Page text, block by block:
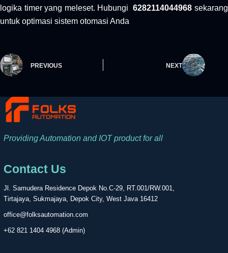
logika timer yang meleset. Hubungi 6282114044968 sekarang
untuk optimasi sistem otomasi Anda
PREVIOUS NEXT
Providing Automation and IOT product for all
Contact Us
Jl. Samudera Residence Depok No.C-29, RT.001/RW.001,
Tirtajaya, Sukmajaya, Depok City, West Java 16412
office@folksautomation.com
+62 821 1404 4968 (Admin)